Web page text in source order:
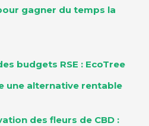
gagner du temps la
budgets RSE : EcoTree
une alternative rentable
des fleurs de CBD :